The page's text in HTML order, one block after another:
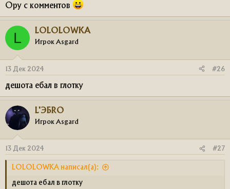
Ору с комментов
L LOLOLOWKA
Игрок Asgard
13 Дек 2024 #26
дешота ебал в глотку
L'ЭБRO
Игрок Asgard
13 Дек 2024 #27
LOLOLOWKA написал(а):
дешота ебал в глотку